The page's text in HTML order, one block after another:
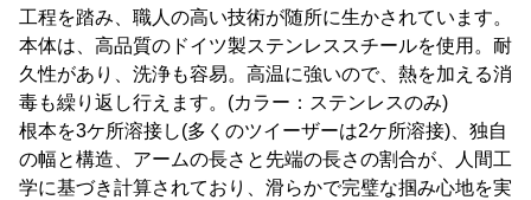
工程を踏み、職人の高い技術が随所に生かされています。
本体は、高品質のドイツ製ステンレススチールを使用。耐
久性があり、洗浄も容易。高温に強いので、熱を加える消
毒も繰り返し行えます。(カラー：ステンレスのみ)
根本を3ケ所溶接し(多くのツイーザーは2ケ所溶接)、独自
の幅と構造、アームの長さと先端の長さの割合が、人間工
学に基づき計算されており、滑らかで完璧な掴み心地を実